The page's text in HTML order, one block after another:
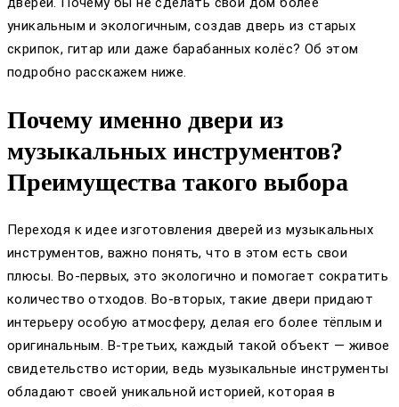
уникальным и экологичным, создав дверь из старых
скрипок, гитар или даже барабанных колёс? Об этом
подробно расскажем ниже.
Почему именно двери из
музыкальных инструментов?
Преимущества такого выбора
Переходя к идее изготовления дверей из музыкальных
инструментов, важно понять, что в этом есть свои
плюсы. Во-первых, это экологично и помогает сократить
количество отходов. Во-вторых, такие двери придают
интерьеру особую атмосферу, делая его более тёплым и
оригинальным. В-третьих, каждый такой объект — живое
свидетельство истории, ведь музыкальные инструменты
обладают своей уникальной историей, которая в